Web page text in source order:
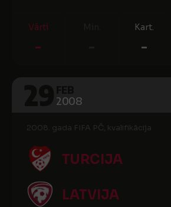
Vārti
-
Kart.
-
2008
2008. gada FIFA PČ, kvalifikācija
TURCIJA
LATVIJA